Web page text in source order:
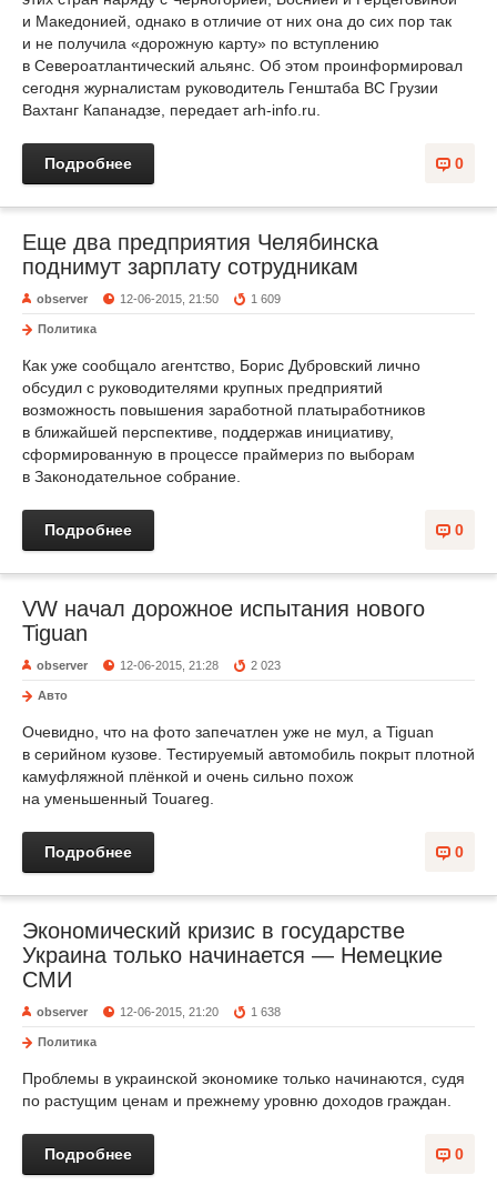
и Македонией, однако в отличие от них она до сих пор так
и не получила «дорожную карту» по вступлению
в Североатлантический альянс. Об этом проинформировал
сегодня журналистам руководитель Генштаба ВС Грузии
Вахтанг Капанадзе, передает arh-info.ru.
0
Подробнее
Еще два предприятия Челябинска
поднимут зарплату сотрудникам
observer 12-06-2015, 21:50 1 609
Политика
Как уже сообщало агентство, Борис Дубровский лично
обсудил с руководителями крупных предприятий
возможность повышения заработной платыработников
в ближайшей перспективе, поддержав инициативу,
сформированную в процессе праймериз по выборам
в Законодательное собрание.
0
Подробнее
VW начал дорожное испытания нового
Tiguan
observer 12-06-2015, 21:28 2 023
Авто
Очевидно, что на фото запечатлен уже не мул, а Tiguan
в серийном кузове. Тестируемый автомобиль покрыт плотной
камуфляжной плёнкой и очень сильно похож
на уменьшенный Touareg.
0
Подробнее
Экономический кризис в государстве
Украина только начинается — Немецкие
СМИ
observer 12-06-2015, 21:20 1 638
Политика
Проблемы в украинской экономике только начинаются, судя
по растущим ценам и прежнему уровню доходов граждан.
0
Подробнее